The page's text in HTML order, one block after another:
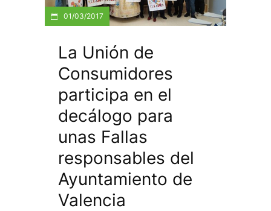
01/03/2017
La Unión de
Consumidores
participa en el
decálogo para
unas Fallas
responsables del
Ayuntamiento de
Valencia